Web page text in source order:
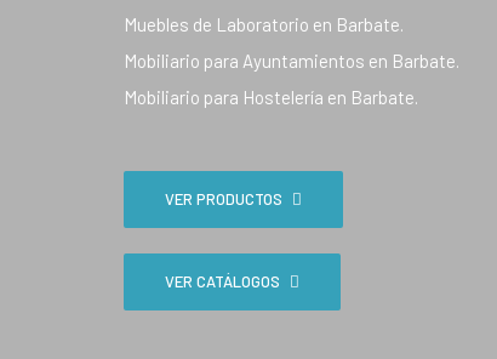
Muebles de Laboratorio en Barbate.
Mobiliario para Ayuntamientos en Barbate.
Mobiliario para Hostelería en Barbate.
VER PRODUCTOS
VER CATÁLOGOS